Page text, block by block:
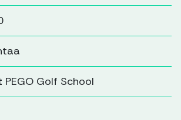
PEGO Golf School